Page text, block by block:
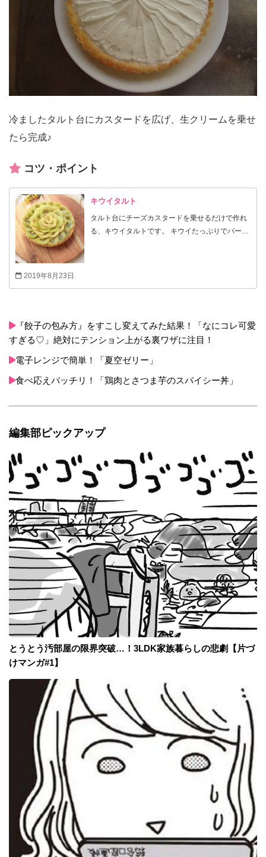
冷ましたタルト台にカスタードを広げ、生クリームを乗せ
たら完成♪
コツ・ポイント
キウイタルト
タルト台にチーズカスタードを乗せるだけで作れ
る、キウイタルトです。 キウイたっぷりでパーテ
2019年8月23日
『餃子の包み方』をすこし変えてみた結果！「なにコレ可愛
すぎる♡」絶対にテンション上がる裏ワザに注目！
電子レンジで簡単！「夏空ゼリー」
食べ応えバッチリ！「鶏肉とさつま芋のスパイシー丼」
編集部ピックアップ
とうとう汚部屋の限界突破…！3LDK家族暮らしの悲劇【片づ
けマンガ#1】